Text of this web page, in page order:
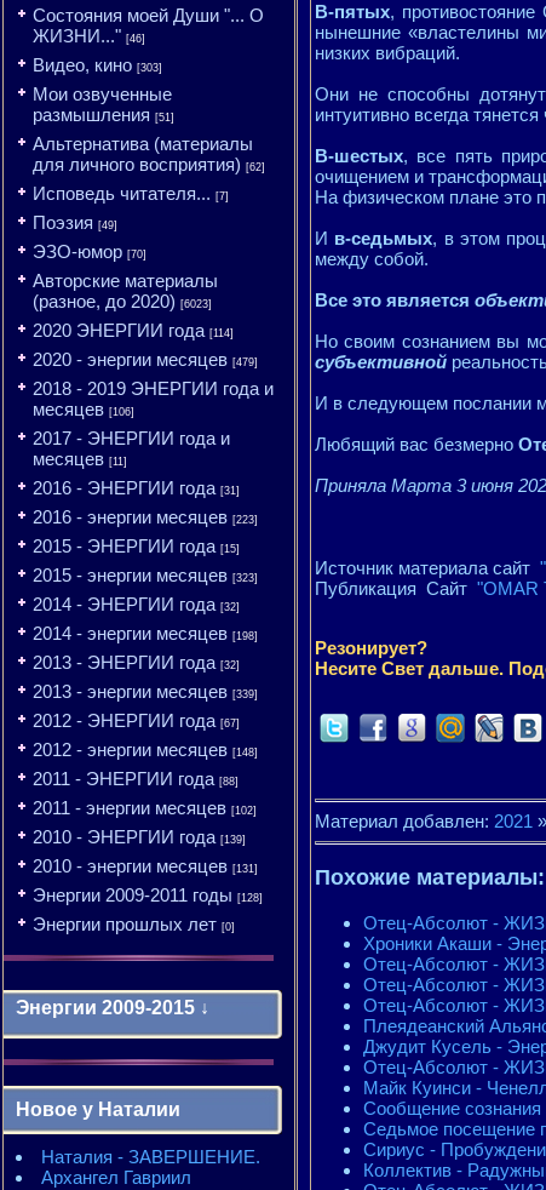
Состояния моей Души "... О
ЖИЗНИ..." [46]
Видео, кино [303]
Мои озвученные
размышления [51]
Альтернатива (материалы
для личного восприятия) [62]
Исповедь читателя... [7]
Поэзия [49]
ЭЗО-юмор [70]
Авторские материалы
(разное, до 2020) [6023]
2020 ЭНЕРГИИ года [114]
2020 - энергии месяцев [479]
2018 - 2019 ЭНЕРГИИ года и
месяцев [106]
2017 - ЭНЕРГИИ года и
месяцев [11]
2016 - ЭНЕРГИИ года [31]
2016 - энергии месяцев [223]
2015 - ЭНЕРГИИ года [15]
2015 - энергии месяцев [323]
2014 - ЭНЕРГИИ года [32]
2014 - энергии месяцев [198]
2013 - ЭНЕРГИИ года [32]
2013 - энергии месяцев [339]
2012 - ЭНЕРГИИ года [67]
2012 - энергии месяцев [148]
2011 - ЭНЕРГИИ года [88]
2011 - энергии месяцев [102]
2010 - ЭНЕРГИИ года [139]
2010 - энергии месяцев [131]
Энергии 2009-2011 годы [128]
Энергии прошлых лет [0]
Энергии 2009-2015 ↓
2010 - энергии месяцев
2010 - ЭНЕРГИИ года
2011 - энергии месяцев
2011 - ЭНЕРГИИ года
2012 - энергии месяцев
Новое у Наталии
Наталия - ЗАВЕРШЕНИЕ.
Архангел Гавриил
В-пятых,
нынешние «властелины
низких вибраций.
Они не способны
интуитивно всегда
В-шестых, все пять
очищением и
На физическом плане это
И в-седьмых, в этом
между собой.
Все это является
Но своим сознанием вы
субъективной
И в следующем послании
Любящий вас безмерно
Приняла Марта 3 июня
Источник материала сайт
Публикация Сайт "OMAR
Резонирует?
Несите Свет дальше.
Материал добавлен: 2021 »
Похожие материалы:
Отец-Абсолют -
Хроники Акаши -
Отец-Абсолют -
Отец-Абсолют -
Отец-Абсолют -
Плеядеанский
Джудит Кусель -
Отец-Абсолют -
Майк Куинси -
Сообщение
Седьмое посещение
Сириус -
Коллектив -